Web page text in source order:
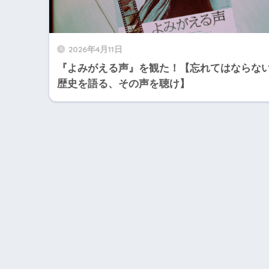
2026年4月11日
『よみがえる声』を観た！【忘れてはならな
歴史を語る、その声を聴け】